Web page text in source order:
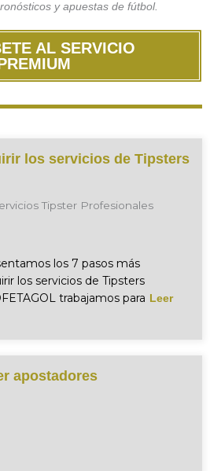
y apuestas de fútbol.
AL SERVICIO
los servicios de Tipsters
los 7 pasos más
los servicios de Tipsters
trabajamos para Leer
apostadores